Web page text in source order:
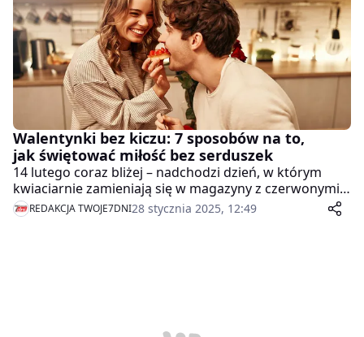
Walentynki bez kiczu: 7 sposobów na to,
jak świętować miłość bez serduszek
14 lutego coraz bliżej – nadchodzi dzień, w którym
kwiaciarnie zamieniają się w magazyny z czerwonymi
różami, a czekoladki w kształcie serc okupują każdą
sklepową półkę. Ale czy miłość naprawdę wymaga
REDAKCJA TWOJE7DNI28 stycznia 2025, 12:49